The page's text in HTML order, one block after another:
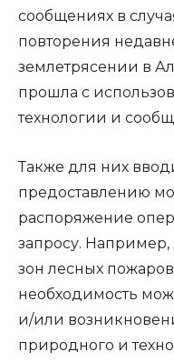
сообщениях в
повторения
землетрясении в
прошла с
технологии и
Также для них
предоставлению
распоряжение
запросу.
зон лесных
необходимость
и/или
природного и